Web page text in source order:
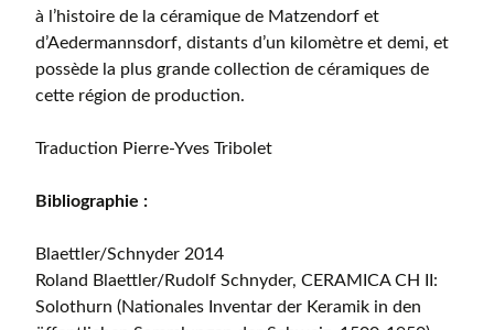
à l’histoire de la céramique de Matzendorf et
d’Aedermannsdorf, distants d’un kilomètre et demi, et
possède la plus grande collection de céramiques de
cette région de production.
Traduction Pierre-Yves Tribolet
Bibliographie :
Blaettler/Schnyder 2014
Roland Blaettler/Rudolf Schnyder, CERAMICA CH II:
Solothurn (Nationales Inventar der Keramik in den